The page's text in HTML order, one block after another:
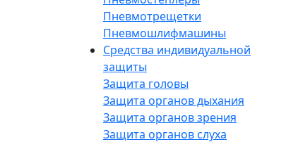
Пневмотрещетки
Пневмошлифмашины
Средства индивидуальной
защиты
Защита головы
Защита органов дыхания
Защита органов зрения
Защита органов слуха